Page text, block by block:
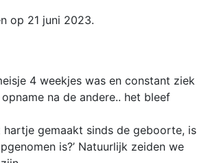
op 21 juni 2023.
4 weekjes was en constant ziek
na de andere.. het bleef
hartje gemaakt sinds de geboorte, is
is?’ Natuurlijk zeiden we